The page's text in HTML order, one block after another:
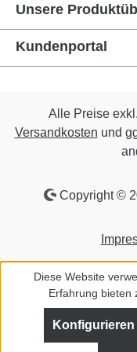
Unsere
Kundenportal
Alle Preise
Versandkosten und
Copyright ©
Diese Website
Erfahrung bieten
Konfigurieren